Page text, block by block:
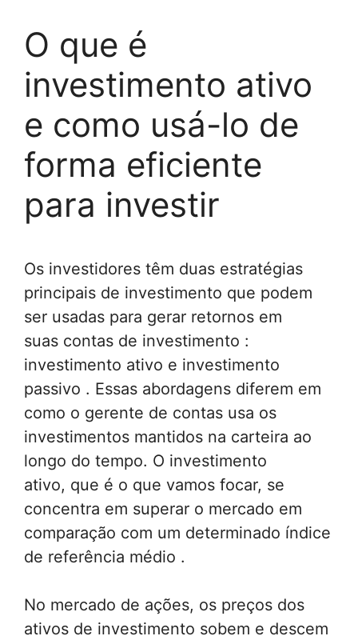
O que é
investimento ativo
e como usá-lo de
forma eficiente
para investir
Os investidores têm duas estratégias
principais de investimento que podem
ser usadas para gerar retornos em
suas contas de investimento :
investimento ativo e investimento
passivo . Essas abordagens diferem em
como o gerente de contas usa os
investimentos mantidos na carteira ao
longo do tempo. O investimento
ativo, que é o que vamos focar, se
concentra em superar o mercado em
comparação com um determinado índice
de referência médio .
No mercado de ações, os preços dos
ativos de investimento sobem e descem